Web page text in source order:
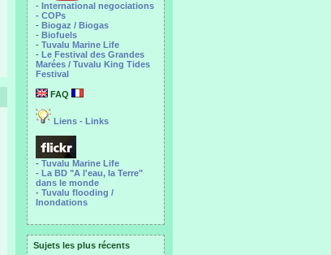
- International negociations
- COPs
- Biogaz / Biogas
- Biofuels
- Tuvalu Marine Life
- Le Festival des Grandes
Marées / Tuvalu King Tides
Festival
FAQ
Liens - Links
- Tuvalu Marine Life
- La BD "A l'eau, la Terre"
dans le monde
- Tuvalu flooding /
Inondations
Sujets les plus récents